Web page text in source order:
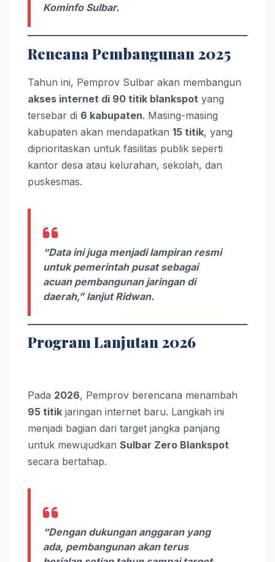
Kominfo Sulbar.
Rencana Pembangunan 2025
Tahun ini, Pemprov Sulbar akan membangun
akses internet di 90 titik blankspot yang
tersebar di 6 kabupaten. Masing-masing
kabupaten akan mendapatkan 15 titik, yang
diprioritaskan untuk fasilitas publik seperti
kantor desa atau kelurahan, sekolah, dan
puskesmas.
“Data ini juga menjadi lampiran resmi
untuk pemerintah pusat sebagai
acuan pembangunan jaringan di
daerah,” lanjut Ridwan.
Program Lanjutan 2026
Pada 2026, Pemprov berencana menambah
95 titik jaringan internet baru. Langkah ini
menjadi bagian dari target jangka panjang
untuk mewujudkan Sulbar Zero Blankspot
secara bertahap.
“Dengan dukungan anggaran yang
ada, pembangunan akan terus